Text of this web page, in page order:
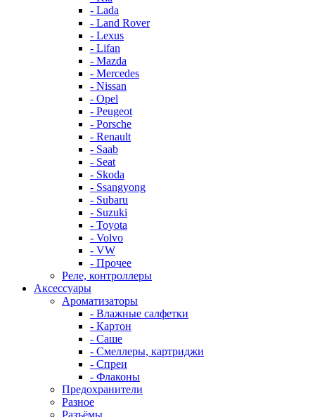
- Lada
- Land Rover
- Lexus
- Lifan
- Mazda
- Mercedes
- Nissan
- Opel
- Peugeot
- Porsche
- Renault
- Saab
- Seat
- Skoda
- Ssangyong
- Subaru
- Suzuki
- Toyota
- Volvo
- VW
- Прочее
Реле, контроллеры
Аксессуары
Ароматизаторы
- Влажные салфетки
- Картон
- Саше
- Смеллеры, картриджи
- Спреи
- Флаконы
Предохранители
Разное
Разъёмы